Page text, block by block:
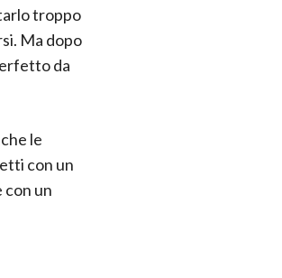
troppo
Ma dopo
da
le
con un
con un